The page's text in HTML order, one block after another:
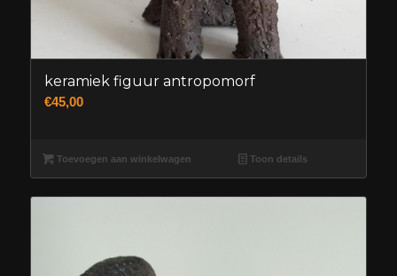
keramiek figuur antropomorf
€45,00
Toevoegen aan winkelwagen Toon details